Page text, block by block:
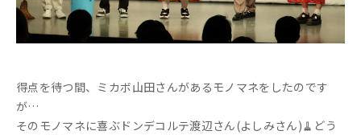
得点を待つ間、ミカボ山田さんがあるモノマネをしたのです
が…
そのモノマネに喜ぶドンデコルテ渡辺さん(よしみさん)🧹どう